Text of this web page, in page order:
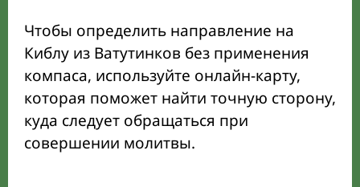
Чтобы определить направление на
Киблу из Ватутинков без применения
компаса, используйте онлайн-карту,
которая поможет найти точную сторону,
куда следует обращаться при
совершении молитвы.